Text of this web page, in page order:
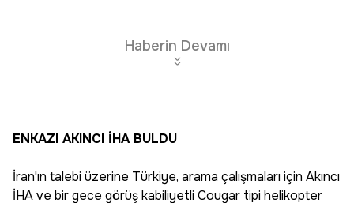
Haberin Devamı
ENKAZI AKINCI İHA BULDU
İran'ın talebi üzerine Türkiye, arama çalışmaları için Akıncı
İHA ve bir gece görüş kabiliyetli Cougar tipi helikopter